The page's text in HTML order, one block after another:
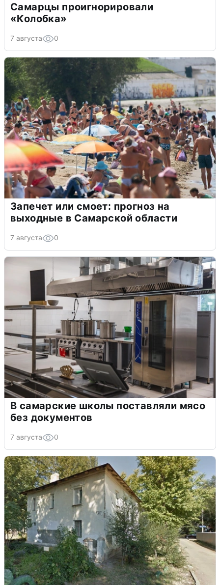
Самарцы проигнорировали
«Колобка»
7 августа 0
Запечет или смоет: прогноз на
выходные в Самарской области
7 августа 0
В самарские школы поставляли мясо
без документов
7 августа 0